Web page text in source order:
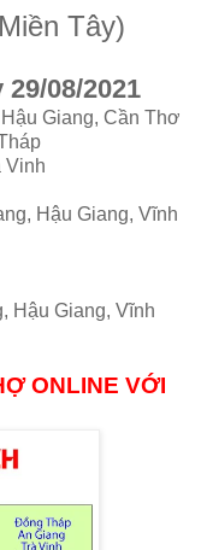
Tây)
08/2021
Giang, Cần Thơ
Vinh
Hậu Giang, Vĩnh
Hậu Giang, Vĩnh
ONLINE VỚI